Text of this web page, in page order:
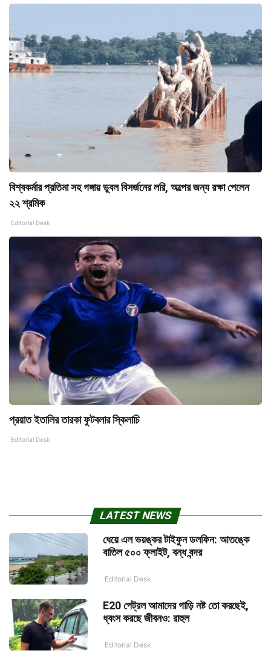
বিশ্বকর্মার প্রতিমা সহ গঙ্গায় ডুবল বিসর্জনের লরি, অল্পের জন্য রক্ষা পেলেন
২২ শ্রমিক
Editorial Desk
প্রয়াত ইতালির তারকা ফুটবলার স্কিলাচি
Editorial Desk
LATEST NEWS
ধেয়ে এল ভয়ঙ্কর টাইফুন ডলফিন: আতঙ্কে
বাতিল ৫০০ ফ্লাইট, বন্ধ বন্দর
Editorial Desk
E20 পেট্রল আমাদের গাড়ি নষ্ট তো করছেই,
ধ্বংস করছে জীবনও: রাহুল
Editorial Desk